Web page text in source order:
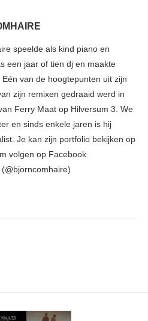
speelde als kind piano en
een jaar of tien dj en maakte
van de hoogtepunten uit zijn
zijn remixen gedraaid werd in
Ferry Maat op Hilversum 3. We
en sinds enkele jaren is hij
Je kan zijn portfolio bekijken op
volgen op Facebook